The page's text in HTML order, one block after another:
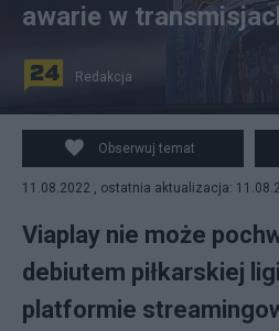
Tak działa płatne Viaplay. Fot.
awarie w
Redakcja
Obserwuj temat
11.08.2022 , ostatnia aktualizacja:
Viaplay nie może
debiutem piłkarskiej
platformie